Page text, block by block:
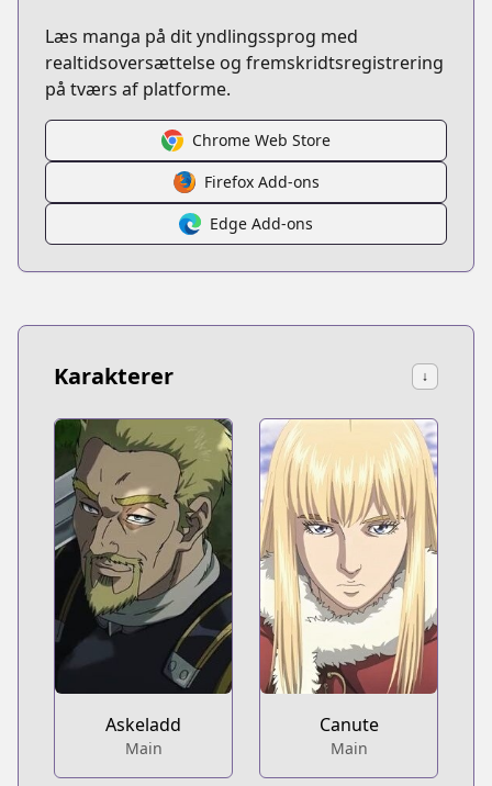
Læs manga på dit yndlingssprog med
realtidsoversættelse og fremskridtsregistrering
på tværs af platforme.
Chrome Web Store
Firefox Add-ons
Edge Add-ons
Karakterer ↓
Askeladd
Main
Canute
Main